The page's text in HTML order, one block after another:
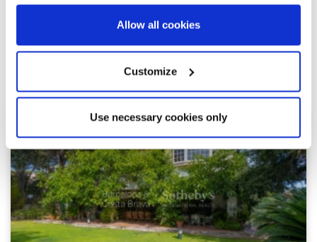
Allow all cookies
Customize
Use necessary cookies only
Explorer d'autres propriétés
similaires